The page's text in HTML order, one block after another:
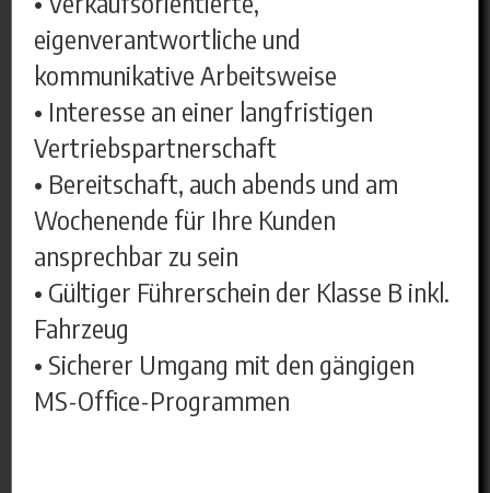
eigenverantwortliche und
kommunikative Arbeitsweise
• Interesse an einer langfristigen
Vertriebspartnerschaft
• Bereitschaft, auch abends und am
Wochenende für Ihre Kunden
ansprechbar zu sein
• Gültiger Führerschein der Klasse B inkl.
Fahrzeug
• Sicherer Umgang mit den gängigen
MS-Office-Programmen